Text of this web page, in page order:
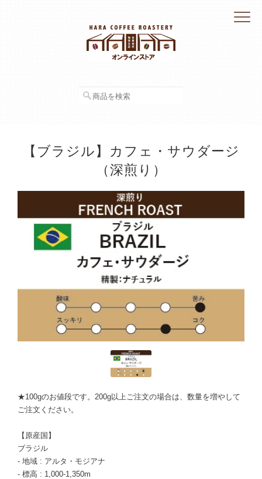
【ブラジル】カフェ・サウダージ
（深煎り）
★100gのお値段です。200g以上ご注文の場合は、数量を増やして
ご注文ください。
【原産国】
ブラジル
- 地域 : アルタ・モジアナ
- 標高 : 1,000-1,350m